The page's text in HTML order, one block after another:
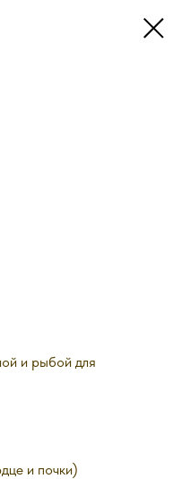
и рыбой для
и почки)